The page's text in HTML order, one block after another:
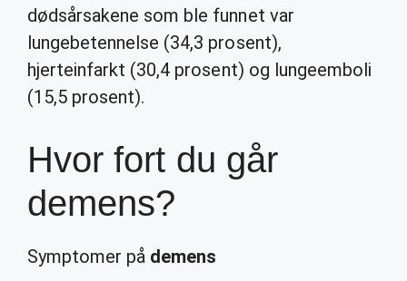
dødsårsakene som ble funnet var
lungebetennelse (34,3 prosent),
hjerteinfarkt (30,4 prosent) og lungeemboli
(15,5 prosent).
Hvor fort du går
demens?
Symptomer på demens